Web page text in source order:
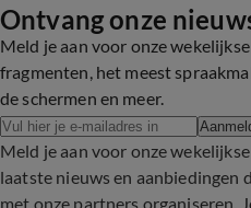
2:14
Ontvang onze
Meld je aan voor onze
fragmenten, het meest
de schermen en meer.
Meld je aan voor onze
laatste nieuws en aanbiedingen
met onze partners organiseren.